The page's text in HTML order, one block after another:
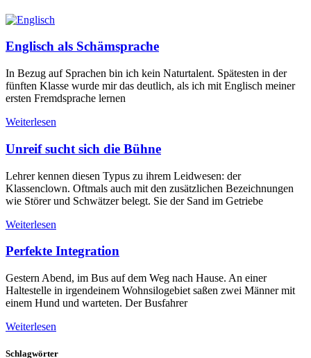
Englisch als Schämsprache
In Bezug auf Sprachen bin ich kein Naturtalent. Spätesten in der
fünften Klasse wurde mir das deutlich, als ich mit Englisch meiner
ersten Fremdsprache lernen
Weiterlesen
Unreif sucht sich die Bühne
Lehrer kennen diesen Typus zu ihrem Leidwesen: der
Klassenclown. Oftmals auch mit den zusätzlichen Bezeichnungen
wie Störer und Schwätzer belegt. Sie der Sand im Getriebe
Weiterlesen
Perfekte Integration
Gestern Abend, im Bus auf dem Weg nach Hause. An einer
Haltestelle in irgendeinem Wohnsilogebiet saßen zwei Männer mit
einem Hund und warteten. Der Busfahrer
Weiterlesen
Schlagwörter